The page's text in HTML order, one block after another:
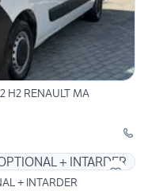
H2 RENAULT MA
+ INTARDER